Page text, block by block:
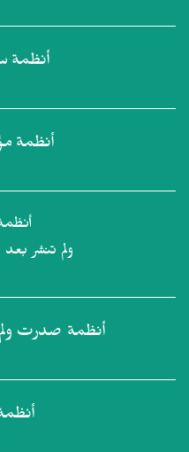
أنظمة
أنظمة
ولم تنشر بعد
أنظمة صدرت